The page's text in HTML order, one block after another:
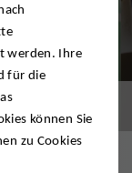
werden. Ihre
für die
können Sie
zu Cookies